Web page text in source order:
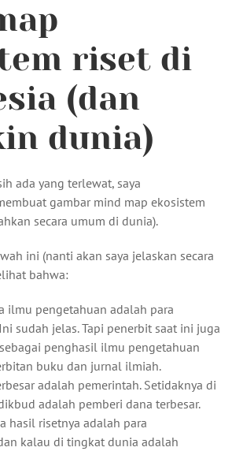
riset di
(dan
dunia)
ada yang terlewat, saya
gambar mind map ekosistem
secara umum di dunia).
ini (nanti akan saya jelaskan secara
bahwa:
ilmu pengetahuan adalah para
sudah jelas. Tapi penerbit saat ini juga
penghasil ilmu pengetahuan
buku dan jurnal ilmiah.
adalah pemerintah. Setidaknya di
adalah pemberi dana terbesar.
hasil risetnya adalah para
kalau di tingkat dunia adalah